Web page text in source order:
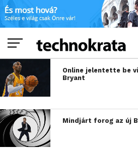
Online jelentette be
Bryant
Mindjárt forog az új